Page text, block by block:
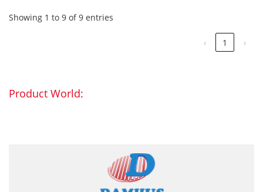
Showing 1 to 9 of 9 entries
‹ 1 ›
Product World: